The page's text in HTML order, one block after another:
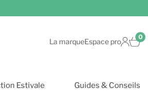
La marqueEspace pro
0
Estivale Guides & Conseils